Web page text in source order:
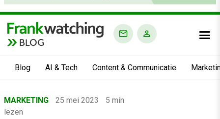
BLOG
Blog AI & Tech Content & Communicatie
›MARKETING 25 mei 2023
5 min
lezen